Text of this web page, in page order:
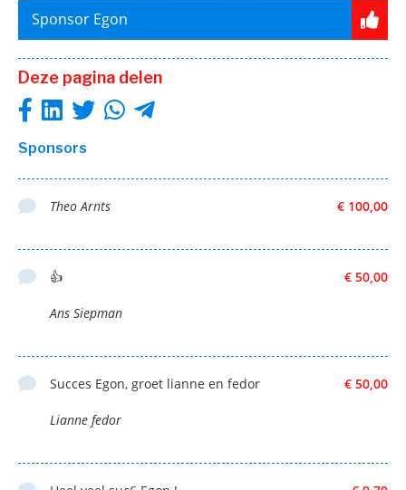
Sponsor Egon
Deze pagina delen
Sponsors
€ 100,00
Theo Arnts
€ 50,00
👍
Ans Siepman
€ 50,00
Succes Egon, groet lianne en fedor
Lianne fedor